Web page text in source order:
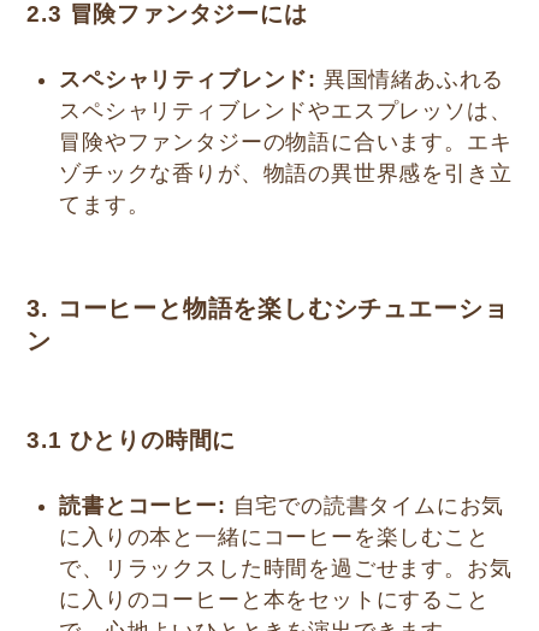
2.3 冒険ファンタジーには
スペシャリティブレンド: 異国情緒あふれる
スペシャリティブレンドやエスプレッソは、
冒険やファンタジーの物語に合います。エキ
ゾチックな香りが、物語の異世界感を引き立
てます。
3. コーヒーと物語を楽しむシチュエーショ
ン
3.1 ひとりの時間に
読書とコーヒー: 自宅での読書タイムにお気
に入りの本と一緒にコーヒーを楽しむこと
で、リラックスした時間を過ごせます。お気
に入りのコーヒーと本をセットにすること